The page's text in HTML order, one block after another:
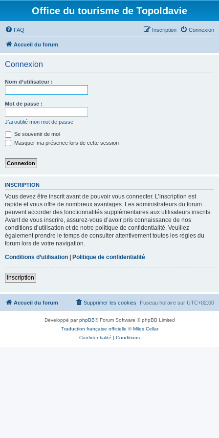
Office du tourisme de Topoldavie
FAQ Connexion
Inscription
Accueil du forum
Connexion
Nom d’utilisateur :
Mot de passe :
J’ai oublié mon mot de passe
Se souvenir de moi
Masquer ma présence lors de cette session
INSCRIPTION
Vous devez être inscrit avant de pouvoir vous connecter. L’inscription est
rapide et vous offre de nombreux avantages. Les administrateurs du forum
peuvent accorder des fonctionnalités supplémentaires aux utilisateurs inscrits.
Avant de vous inscrire, assurez-vous d’avoir pris connaissance de nos
conditions d’utilisation et de notre politique de confidentialité. Veuillez
également prendre le temps de consulter attentivement toutes les règles du
forum lors de votre navigation.
Conditions d’utilisation | Politique de confidentialité
Inscription
Accueil du forum Fuseau horaire sur UTC+02:00
Supprimer les cookies
Développé parphpBB® Forum Software © phpBB Limited
Traduction française officielle ©Miles Cellar
Confidentialité | Conditions